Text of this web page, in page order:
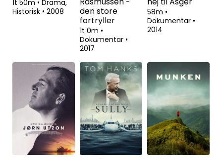
1t 50m • Drama,
Historisk • 2008
den store
fortryller
1t 0m •
Dokumentar •
2017
58m •
Dokumentar •
2014